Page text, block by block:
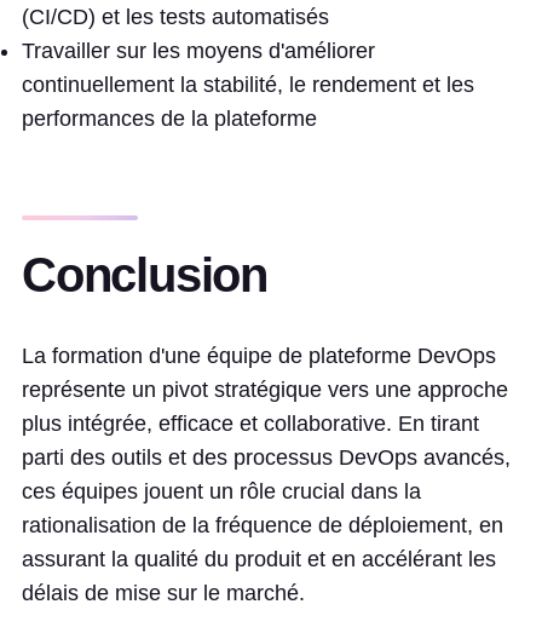
(CI/CD) et les tests automatisés
Travailler sur les moyens d'améliorer
continuellement la stabilité, le rendement et les
performances de la plateforme
Conclusion
La formation d'une équipe de plateforme DevOps
représente un pivot stratégique vers une approche
plus intégrée, efficace et collaborative. En tirant
parti des outils et des processus DevOps avancés,
ces équipes jouent un rôle crucial dans la
rationalisation de la fréquence de déploiement, en
assurant la qualité du produit et en accélérant les
délais de mise sur le marché.